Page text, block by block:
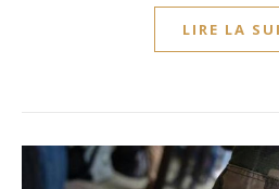
LIRE LA